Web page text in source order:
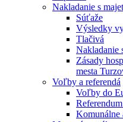
Nakladanie s
Súťaže
Výsledky
Tlačivá
Nakladanie
Zásady
mesta
Voľby a referendá
Voľby do
Komunálne